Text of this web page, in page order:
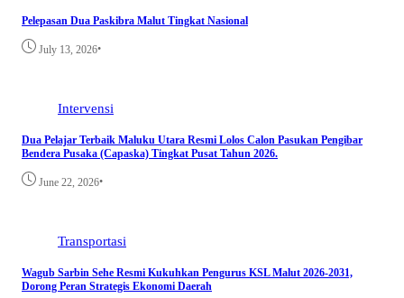
Pelepasan Dua Paskibra Malut Tingkat Nasional
July 13, 2026•
Intervensi
Dua Pelajar Terbaik Maluku Utara Resmi Lolos Calon Pasukan Pengibar
Bendera Pusaka (Capaska) Tingkat Pusat Tahun 2026.
June 22, 2026•
Transportasi
Wagub Sarbin Sehe Resmi Kukuhkan Pengurus KSL Malut 2026-2031,
Dorong Peran Strategis Ekonomi Daerah